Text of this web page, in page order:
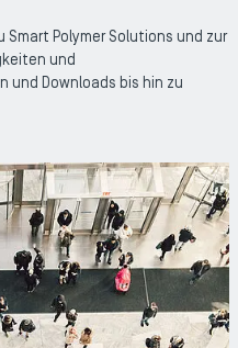
Smart Polymer Solutions und zur
und
und Downloads bis hin zu